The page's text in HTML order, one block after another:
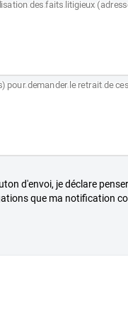
d'envoi, je déclare
que ma notification